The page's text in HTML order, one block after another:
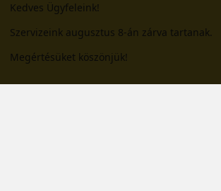
Kedves Ügyfeleink!
Szervizeink augusztus 8-án zárva tartanak.
Megértésüket köszönjük!